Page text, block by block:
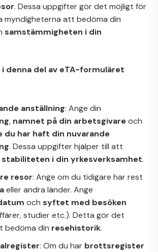
. Dessa uppgifter gör det möjligt för
myndigheterna att bedöma din
samstämmigheten i din
denna del av eTA-formuläret
anställning: Ange din
, namnet på din arbetsgivareoch
du har haft din nuvarande
. Dessa uppgifter hjälper till att
stabiliteten i din yrkesverksamhet.
resor: Ange om du tidigare har rest
eller andra länder. Ange
och syftet med besöken
studier etc.). Detta gör det
bedöma din resehistorik.
: Om du har brottsregister